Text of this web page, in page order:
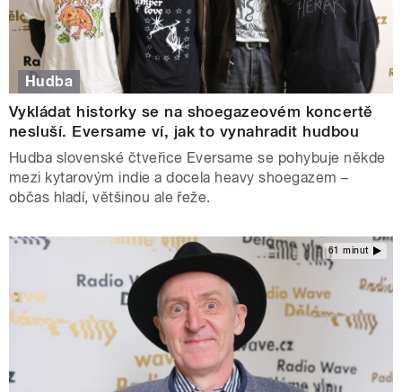
Hudba
Vykládat historky se na shoegazeovém koncertě
nesluší. Eversame ví, jak to vynahradit hudbou
Hudba slovenské čtveřice Eversame se pohybuje někde
mezi kytarovým indie a docela heavy shoegazem –
občas hladí, většinou ale řeže.
61 minut